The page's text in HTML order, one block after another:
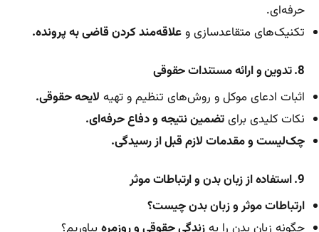
حرفه‌ای.
تکنیک‌های متقاعدسازی وعلاقه‌مند کردن قاضی به پرونده.
8. تدوین و ارائه مستندات حقوقی
اثبات ادعای موکل و روش‌های تنظیم و تهیه لایحه حقوقی.
نکات کلیدی برایتضمین نتیجه و دفاع حرفه‌ای.
چک‌لیست و مقدمات لازم قبل از رسیدگی.
9. استفاده از زبان بدن و ارتباطات موثر
ارتباطات موثر و زبان بدن چیست؟
چگونه زبان بدن را بهزندگی حقوقی و روزمرهبیاوریم؟